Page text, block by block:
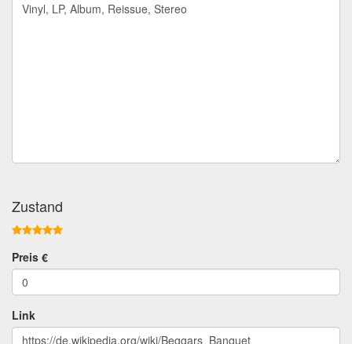
Zustand
Preis €
0
Link
https://de.wikipedia.org/wiki/Beggars_Banquet